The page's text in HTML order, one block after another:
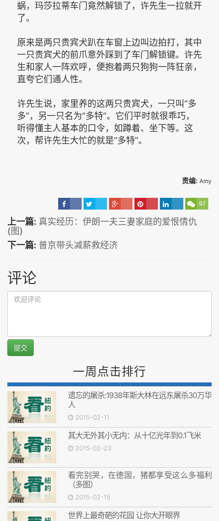
蜗，玛莎拉蒂车门竟然解锁了，许先生一拉就开
了。
原来是两只贵宾犬趴在车窗上边叫边拍打，其中
一只贵宾犬的前爪意外踩到了车门解锁键。许先
生和家人一阵欢呼，便抱着两只狗狗一阵狂亲，
直夸它们通人性。
许先生说，家里养的这两只贵宾犬，一只叫“多
多”，另一只名为“多特”。它们平时就很乖巧，
听得懂主人基本的口令，如蹲着、坐下等。这
次，帮许先生大忙的就是“多特”。
责编: Amy
97
上一篇: 真实经历：伊朗一夫三妻家庭的爱恨情仇
(图)
下一篇: 普京带头减薪救经济
评论
提交
一周点击排行
遗忘的屠杀:1938年斯大林在远东屠杀30万华
人
2015-02-11
其大无外其小无内：从十亿光年到0.1飞米
2015-02-23
看完别哭，在德国，猪都享受这么多福利
（多图）
2015-02-15
世界上最奇葩的花园 让你大开眼界